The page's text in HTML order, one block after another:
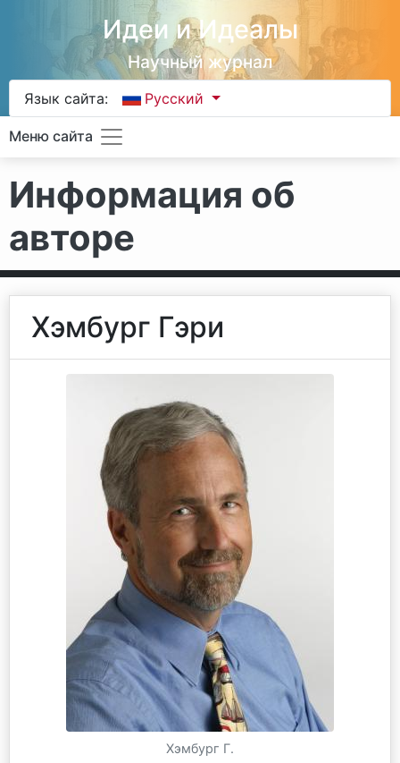
Идеи и Идеалы
Научный журнал
Язык сайта: Русский
Меню сайта
Информация об
авторе
Хэмбург Гэри
Хэмбург Г.